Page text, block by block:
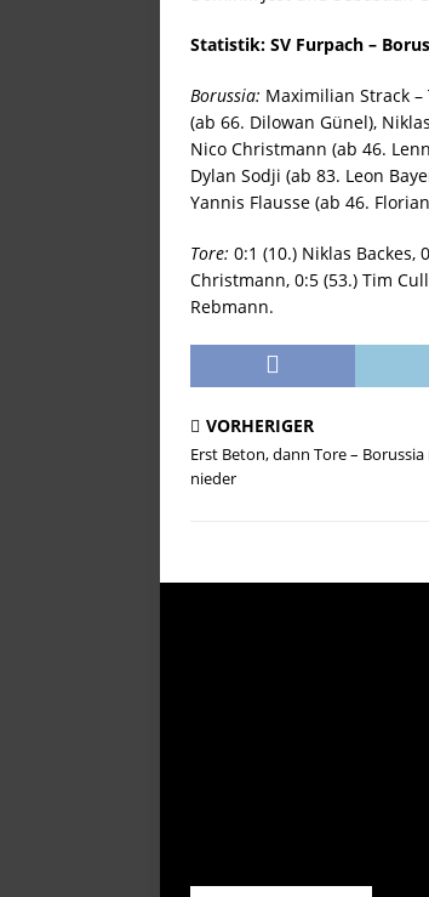
[ 20. Mai
[ 19. Mai
[ 18. Mai
[ 16. Mai
[ 14. Mai
[ 13. Mai
[ 23. April
Statistik: SV Furpach –
Borussia: Maximilian Strack
(ab 66. Dilowan Günel),
Nico Christmann (ab 46.
Dylan Sodji (ab 83. Leon
Yannis Flausse (ab 46.
Tore: 0:1 (10.) Niklas Backes,
Christmann, 0:5 (53.) Tim
Rebmann.
VORHERIGER
Erst Beton, dann Tore –
nieder